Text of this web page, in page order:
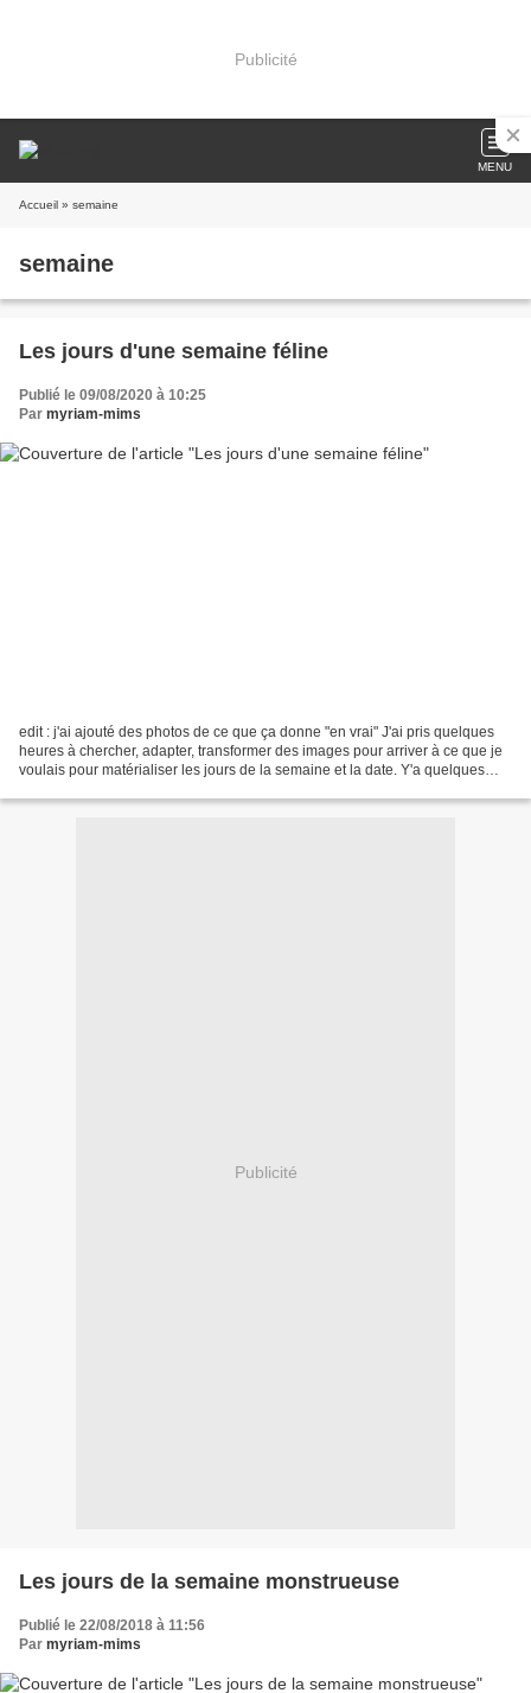
Publicité
MENU
Accueil » semaine
semaine
Les jours d'une semaine féline
Publié le 09/08/2020 à 10:25
Par myriam-mims
edit : j'ai ajouté des photos de ce que ça donne "en vrai" J'ai pris quelques
heures à chercher, adapter, transformer des images pour arriver à ce que je
voulais pour matérialiser les jours de la semaine et la date. Y'a quelques
Publicité
Les jours de la semaine monstrueuse
Publié le 22/08/2018 à 11:56
Par myriam-mims